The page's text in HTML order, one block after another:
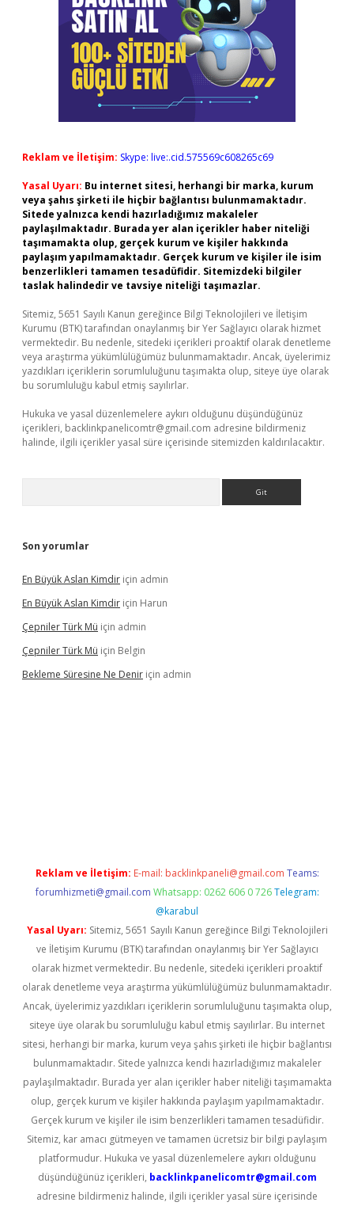
Reklam ve İletişim: Skype: live:.cid.575569c608265c69
Yasal Uyarı: Bu internet sitesi, herhangi bir marka, kurum
veya şahıs şirketi ile hiçbir bağlantısı bulunmamaktadır.
Sitede yalnızca kendi hazırladığımız makaleler
paylaşılmaktadır. Burada yer alan içerikler haber niteliği
taşımamakta olup, gerçek kurum ve kişiler hakkında
paylaşım yapılmamaktadır. Gerçek kurum ve kişiler ile isim
benzerlikleri tamamen tesadüfidir. Sitemizdeki bilgiler
taslak halindedir ve tavsiye niteliği taşımazlar.
Sitemiz, 5651 Sayılı Kanun gereğince Bilgi Teknolojileri ve İletişim
Kurumu (BTK) tarafından onaylanmış bir Yer Sağlayıcı olarak hizmet
vermektedir. Bu nedenle, sitedeki içerikleri proaktif olarak denetleme
veya araştırma yükümlülüğümüz bulunmamaktadır. Ancak, üyelerimiz
yazdıkları içeriklerin sorumluluğunu taşımakta olup, siteye üye olarak
bu sorumluluğu kabul etmiş sayılırlar.
Hukuka ve yasal düzenlemelere aykırı olduğunu düşündüğünüz
içerikleri, backlinkpanelicomtr@gmail.com adresine bildirmeniz
halinde, ilgili içerikler yasal süre içerisinde sitemizden kaldırılacaktır.
Son yorumlar
En Büyük Aslan Kimdir için admin
En Büyük Aslan Kimdir için Harun
Çepniler Türk Mü için admin
Çepniler Türk Mü için Belgin
Bekleme Süresine Ne Denir için admin
Reklam ve İletişim: E-mail: backlinkpaneli@gmail.com Teams:
forumhizmeti@gmail.com Whatsapp: 0262 606 0 726 Telegram:
@karabul
Yasal Uyarı: Sitemiz, 5651 Sayılı Kanun gereğince Bilgi Teknolojileri
ve İletişim Kurumu (BTK) tarafından onaylanmış bir Yer Sağlayıcı
olarak hizmet vermektedir. Bu nedenle, sitedeki içerikleri proaktif
olarak denetleme veya araştırma yükümlülüğümüz bulunmamaktadır.
Ancak, üyelerimiz yazdıkları içeriklerin sorumluluğunu taşımakta olup,
siteye üye olarak bu sorumluluğu kabul etmiş sayılırlar. Bu internet
sitesi, herhangi bir marka, kurum veya şahıs şirketi ile hiçbir bağlantısı
bulunmamaktadır. Sitede yalnızca kendi hazırladığımız makaleler
paylaşılmaktadır. Burada yer alan içerikler haber niteliği taşımamakta
olup, gerçek kurum ve kişiler hakkında paylaşım yapılmamaktadır.
Gerçek kurum ve kişiler ile isim benzerlikleri tamamen tesadüfidir.
Sitemiz, kar amacı gütmeyen ve tamamen ücretsiz bir bilgi paylaşım
platformudur. Hukuka ve yasal düzenlemelere aykırı olduğunu
düşündüğünüz içerikleri, backlinkpanelicomtr@gmail.com
adresine bildirmeniz halinde, ilgili içerikler yasal süre içerisinde